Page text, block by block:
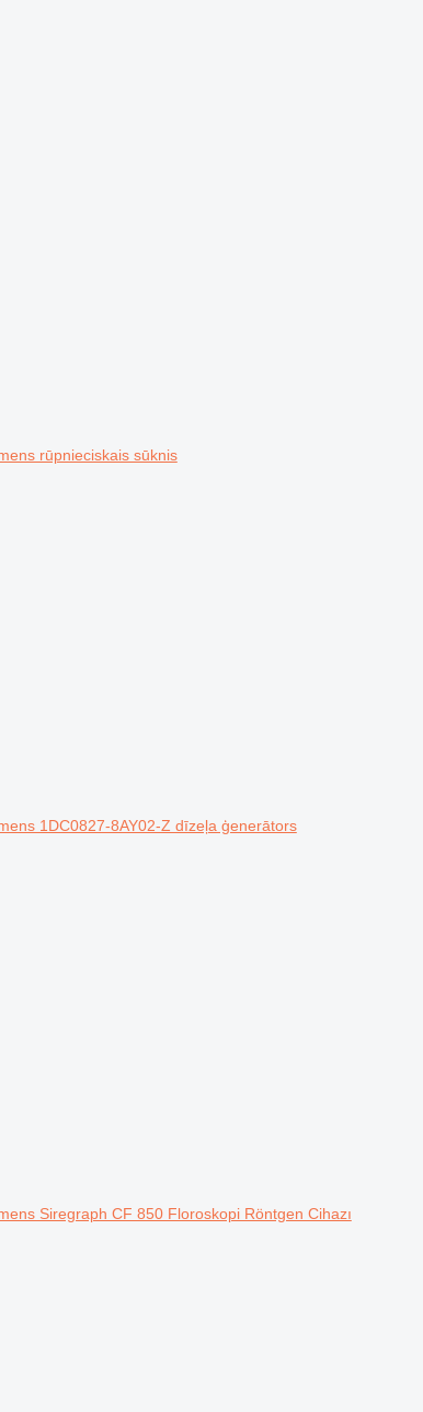
rūpnieciskais sūknis
1DC0827-8AY02-Z dīzeļa ģenerātors
Siregraph CF 850 Floroskopi Röntgen Cihazı